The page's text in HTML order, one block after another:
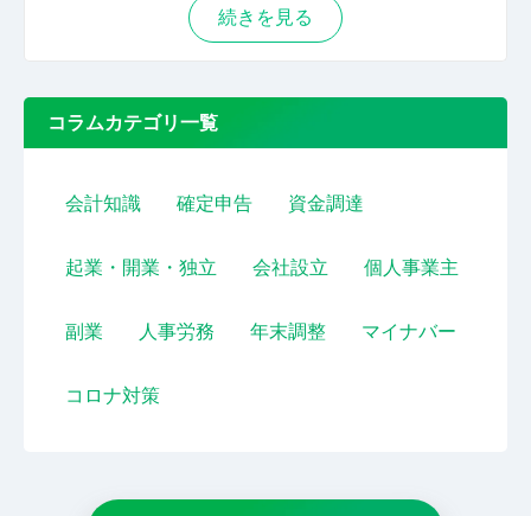
続きを見る
コラムカテゴリ一覧
会計知識 確定申告 資金調達
起業・開業・独立 会社設立 個人事業主
副業 人事労務 年末調整 マイナバー
コロナ対策